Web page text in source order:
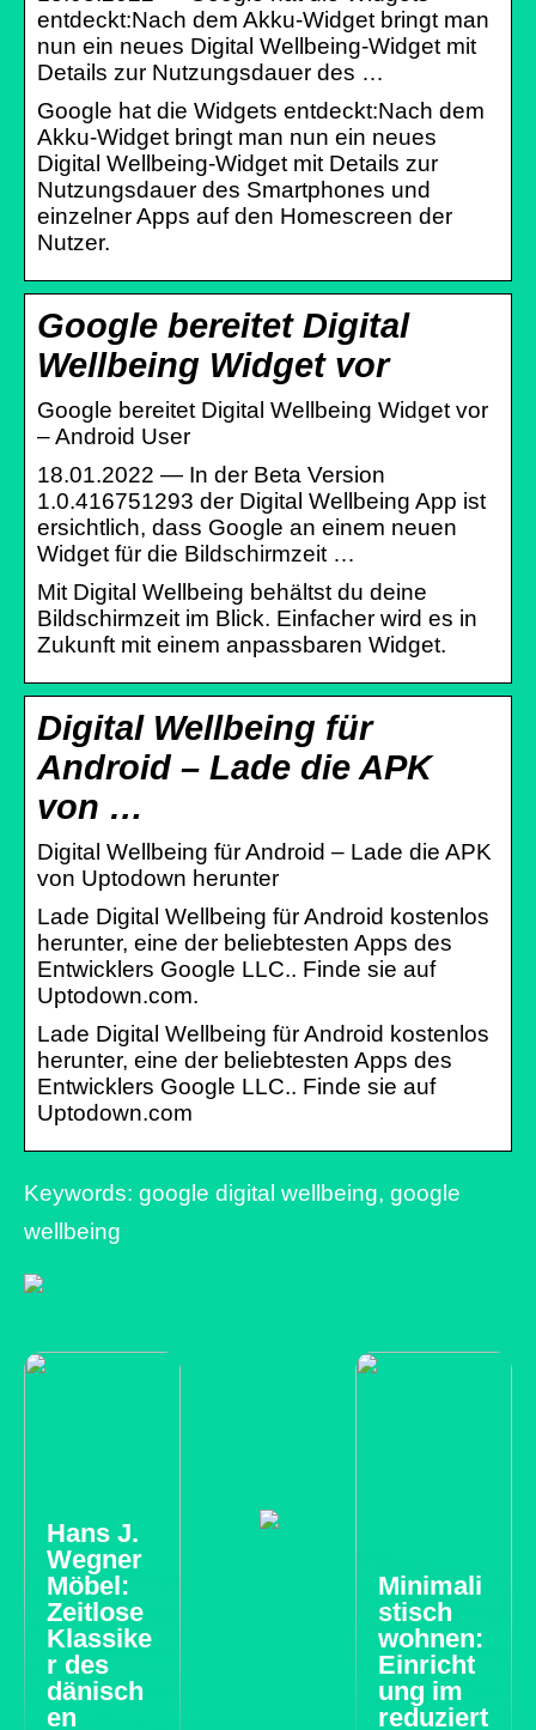
entdeckt:Nach dem Akku-Widget bringt man
nun ein neues Digital Wellbeing-Widget mit
Details zur Nutzungsdauer des …
Google hat die Widgets entdeckt:Nach dem
Akku-Widget bringt man nun ein neues
Digital Wellbeing-Widget mit Details zur
Nutzungsdauer des Smartphones und
einzelner Apps auf den Homescreen der
Nutzer.
Google bereitet Digital
Wellbeing Widget vor
Google bereitet Digital Wellbeing Widget vor
– Android User
18.01.2022 — In der Beta Version
1.0.416751293 der Digital Wellbeing App ist
ersichtlich, dass Google an einem neuen
Widget für die Bildschirmzeit …
Mit Digital Wellbeing behältst du deine
Bildschirmzeit im Blick. Einfacher wird es in
Zukunft mit einem anpassbaren Widget.
Digital Wellbeing für
Android – Lade die APK
von …
Digital Wellbeing für Android – Lade die APK
von Uptodown herunter
Lade Digital Wellbeing für Android kostenlos
herunter, eine der beliebtesten Apps des
Entwicklers Google LLC.. Finde sie auf
Uptodown.com.
Lade Digital Wellbeing für Android kostenlos
herunter, eine der beliebtesten Apps des
Entwicklers Google LLC.. Finde sie auf
Uptodown.com
Keywords: google digital wellbeing, google
wellbeing
Hans J.
Wegner
Möbel:
Zeitlose
Klassike
r des
dänisch
en
Minimali
stisch
wohnen:
Einricht
ung im
reduziert